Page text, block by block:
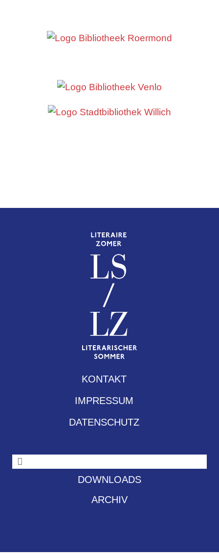
KONTAKT
IMPRESSUM
DATENSCHUTZ
DOWNLOADS
ARCHIV